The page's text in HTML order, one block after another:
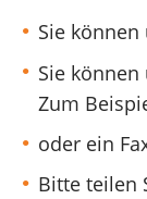
Sie können
Sie können
Zum
oder ein
Bitte teilen